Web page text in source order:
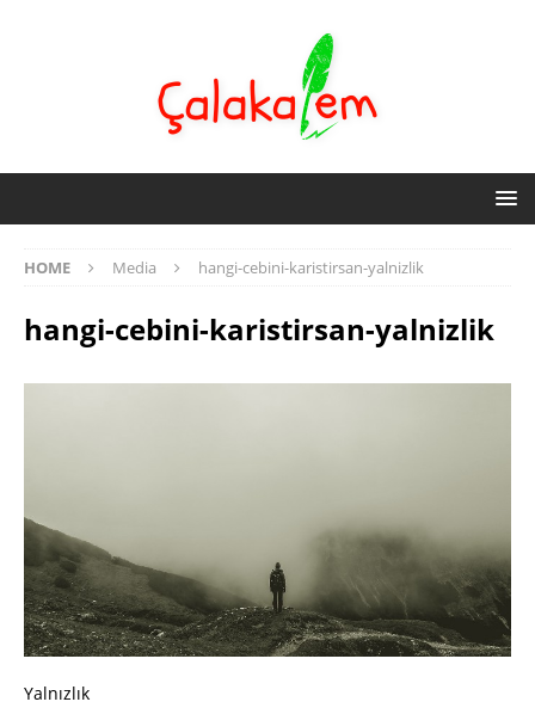
HOME Media hangi-cebini-karistirsan-yalnizlik
hangi-cebini-karistirsan-yalnizlik
Yalnızlık